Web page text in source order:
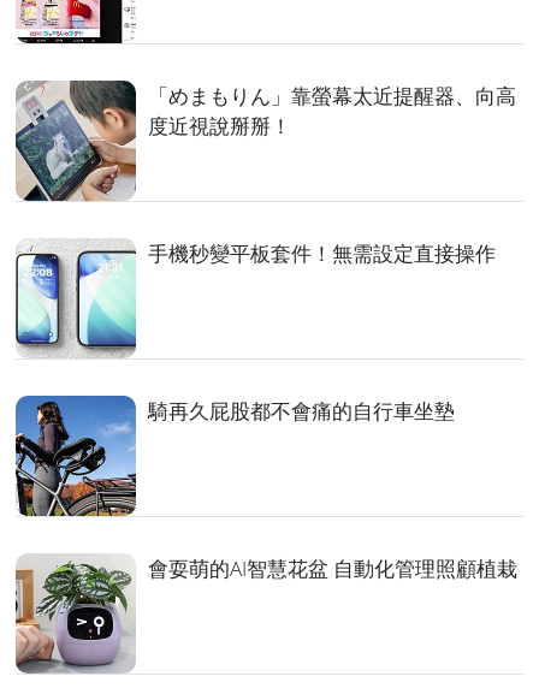
「めまもりん」靠螢幕太近提醒器、向高
度近視說掰掰！
手機秒變平板套件！無需設定直接操作
騎再久屁股都不會痛的自行車坐墊
會耍萌的AI智慧花盆 自動化管理照顧植栽